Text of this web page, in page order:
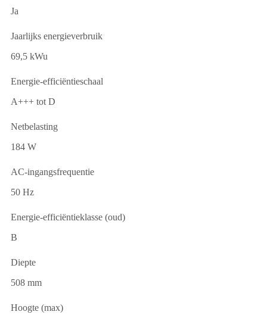
Ja
Jaarlijks energieverbruik
69,5 kWu
Energie-efficiëntieschaal
A+++ tot D
Netbelasting
184 W
AC-ingangsfrequentie
50 Hz
Energie-efficiëntieklasse (oud)
B
Diepte
508 mm
Hoogte (max)